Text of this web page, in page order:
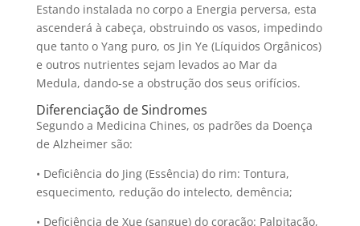
Estando instalada no corpo a Energia perversa, esta
ascenderá à cabeça, obstruindo os vasos, impedindo
que tanto o Yang puro, os Jin Ye (Líquidos Orgânicos)
e outros nutrientes sejam levados ao Mar da
Medula, dando-se a obstrução dos seus orifícios.
Diferenciação de Sindromes
Segundo a Medicina Chines, os padrões da Doença
de Alzheimer são:
• Deficiência do Jing (Essência) do rim: Tontura,
esquecimento, redução do intelecto, demência;
• Deficiência de Xue (sangue) do coração: Palpitação,